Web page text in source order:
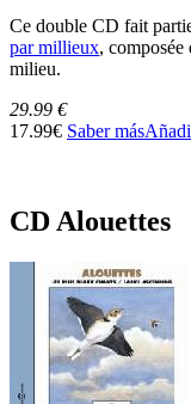
Ce double CD fait
par millieux, composée
milieu.
29.99 €
17.99€ Saber más
CD Alouettes